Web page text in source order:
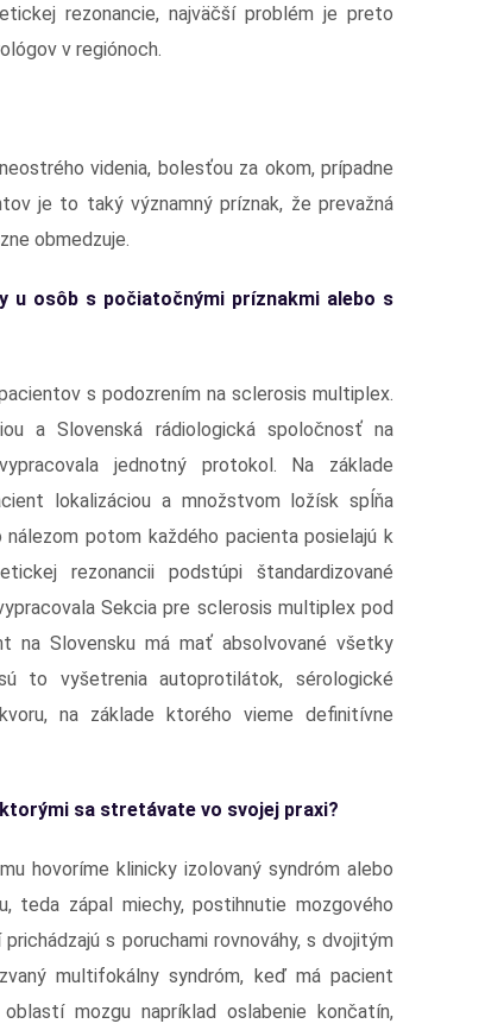
rezonancie, najväčší problém je preto
v regiónoch.
videnia, bolesťou za okom, prípadne
je to taký významný príznak, že prevažná
obmedzuje.
osôb s počiatočnými príznakmi alebo s
s podozrením na sclerosis multiplex.
a Slovenská rádiologická spoločnosť na
jednotný protokol. Na základe
lokalizáciou a množstvom ložísk spĺňa
potom každého pacienta posielajú k
rezonancii podstúpi štandardizované
Sekcia pre sclerosis multiplex pod
na Slovensku má mať absolvované všetky
to vyšetrenia autoprotilátok, sérologické
na základe ktorého vieme definitívne
sa stretávate vo svojej praxi?
hovoríme klinicky izolovaný syndróm alebo
teda zápal miechy, postihnutie mozgového
s poruchami rovnováhy, s dvojitým
multifokálny syndróm, keď má pacient
mozgu napríklad oslabenie končatín,